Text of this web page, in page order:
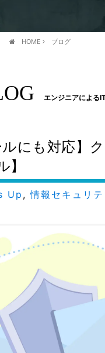
HOME ブログ
エンジニアによる
ルにも対応】
】
Up ,情報セキュリテ